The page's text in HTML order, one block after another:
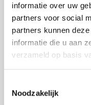
informatie over uw
partners voor social
partners kunnen
informatie die u aan
verzameld op basis
Noodzakelijk
Bangkirai
2,8 x 19,0 x
gedroogd,